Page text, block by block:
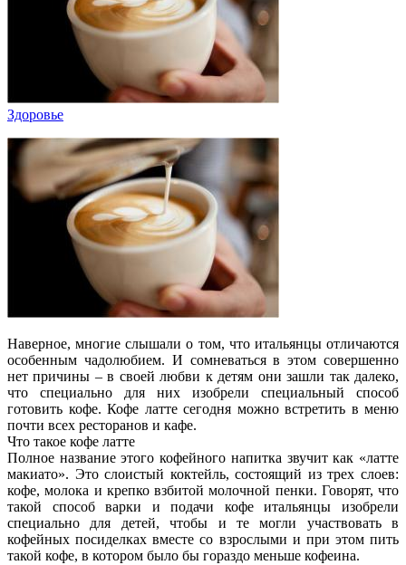
Здоровье
Наверное, многие слышали о том, что итальянцы отличаются
особенным чадолюбием. И сомневаться в этом совершенно
нет причины – в своей любви к детям они зашли так далеко,
что специально для них изобрели специальный способ
готовить кофе. Кофе латте сегодня можно встретить в меню
почти всех ресторанов и кафе.
Что такое кофе латте
Полное название этого кофейного напитка звучит как «латте
макиато». Это слоистый коктейль, состоящий из трех слоев:
кофе, молока и крепко взбитой молочной пенки. Говорят, что
такой способ варки и подачи кофе итальянцы изобрели
специально для детей, чтобы и те могли участвовать в
кофейных посиделках вместе со взрослыми и при этом пить
такой кофе, в котором было бы гораздо меньше кофеина.